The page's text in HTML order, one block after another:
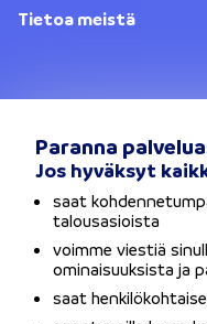
Paranna
Jos hyväksyt
saat
talousasioista
voimme viestiä
ominaisuuksista ja
saat
Tietoa meistä
Vaihda sijaintia
Käyttöehdot